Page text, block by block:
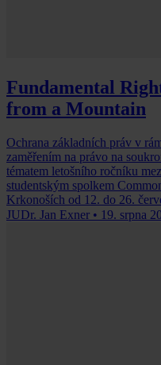
Fundamental
from a Mountain
Ochrana základních práv v
zaměřením na právo na
tématem letošního ročníku
studentským spolkem
Krkonoších od 12. do 26.
JUDr. Jan Exner • 19. srpna